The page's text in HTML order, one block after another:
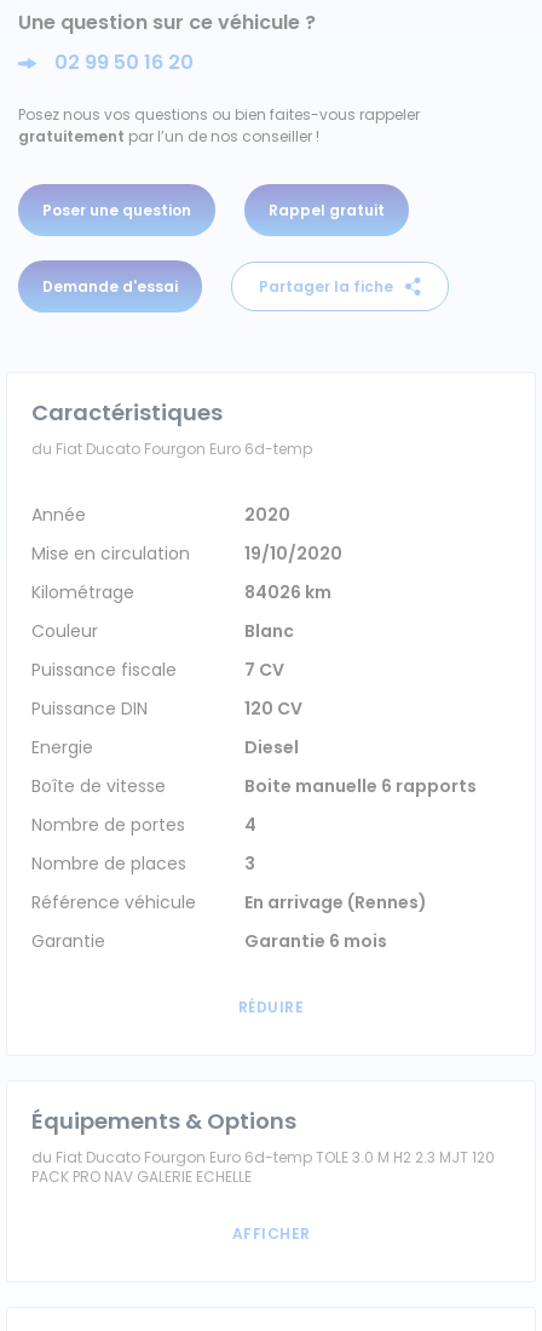
Maxus
Nissan
Renault
Volkswagen
Véhicules 0 km
Tous les véhicules
Réservation véhicule
Financement utilitaire
Une question sur ce véhicule ?
02 99 50 16 20
Posez nous vos questions ou bien faites-vous rappeler
gratuitement par l’un de nos conseiller !
Poser une question Rappel gratuit
Demande d'essai Partager la fiche
Caractéristiques
du Fiat Ducato Fourgon Euro 6d-temp
Année
2020
Mise en circulation
19/10/2020
Kilométrage
84026 km
Couleur
Blanc
Puissance fiscale
7 CV
Puissance DIN
120 CV
Energie
Diesel
Boîte de vitesse
Boite manuelle 6 rapports
Nombre de portes
4
Nombre de places
3
Référence véhicule
En arrivage (Rennes)
Garantie
Garantie 6 mois
Équipements & Options
du Fiat Ducato Fourgon Euro 6d-temp TOLE 3.0 M H2 2.3 MJT 120
PACK PRO NAV GALERIE ECHELLE